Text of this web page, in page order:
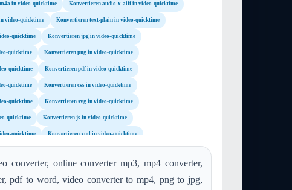
in video-quicktime Konvertieren audio-x-aiff in video-quicktime
video-quicktime Konvertieren text-plain in video-quicktime
quicktime Konvertieren jpg in video-quicktime
quicktime Konvertieren png in video-quicktime
quicktime Konvertieren pdf in video-quicktime
quicktime Konvertieren css in video-quicktime
quicktime Konvertieren svg in video-quicktime
quicktime Konvertieren js in video-quicktime
quicktime Konvertieren xml in video-quicktime
quicktime Konvertieren rar in video-quicktime
quicktime Konvertieren avi in video-quicktime
converter, online converter mp3, mp4 converter,
pdf to word, video converter to mp4, png to jpg,